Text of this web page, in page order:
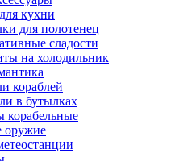
кухни
для полотенец
сладости
на холодильник
кораблей
в бутылках
корабельные
оружие